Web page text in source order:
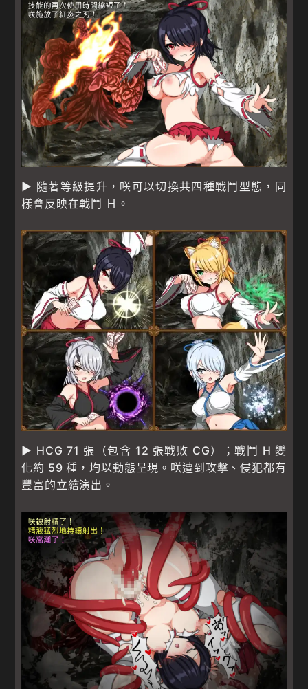
▶ 隨著等級提升，咲可以切換共四種戰鬥型態，同
樣會反映在戰鬥 Ｈ。
▶ HCG 71 張（包含 12 張戰敗 CG）；戰鬥 H 變
化約 59 種，均以動態呈現。咲遭到攻擊、侵犯都有
豐富的立繪演出。